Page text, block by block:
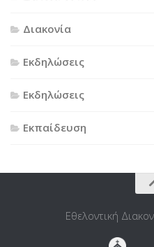
Διακονία
Εκδηλώσεις
Εκδηλώσεις
Εκπαίδευση
Εθελοντική